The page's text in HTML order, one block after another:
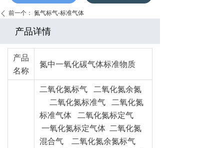
产品
名称
氮中一氧化碳气体标准物质
二氧化氮标气 二氧化氮余氮
二氧化氮标准气 二氧化氮
标准气体 二氧化氮标定气
一氧化氮标定气体 二氧化氮
混合气 二氧化氮余氮标气
产品详情
ꄴ 前一个： 氮气标气-标准气体